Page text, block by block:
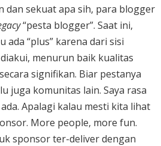
dan sekuat apa sih, para blogger
“pesta blogger”. Saat ini,
ada “plus” karena dari sisi
menurun baik kualitas
signifikan. Biar pestanya
juga komunitas lain. Saya rasa
Apalagi kalau mesti kita lihat
More people, more fun.
sponsor ter-deliver dengan